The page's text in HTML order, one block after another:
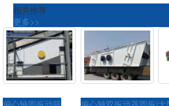
相关推荐
更多>>
偏心轴圆振动筛 偏心轴双振动器圆振动大